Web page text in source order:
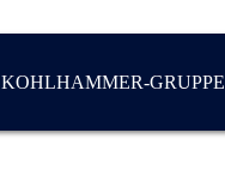
KOHLHAMMER-GRUPPE